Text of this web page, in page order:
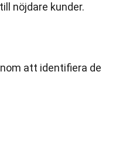
nöjdare kunder.
att identifiera de